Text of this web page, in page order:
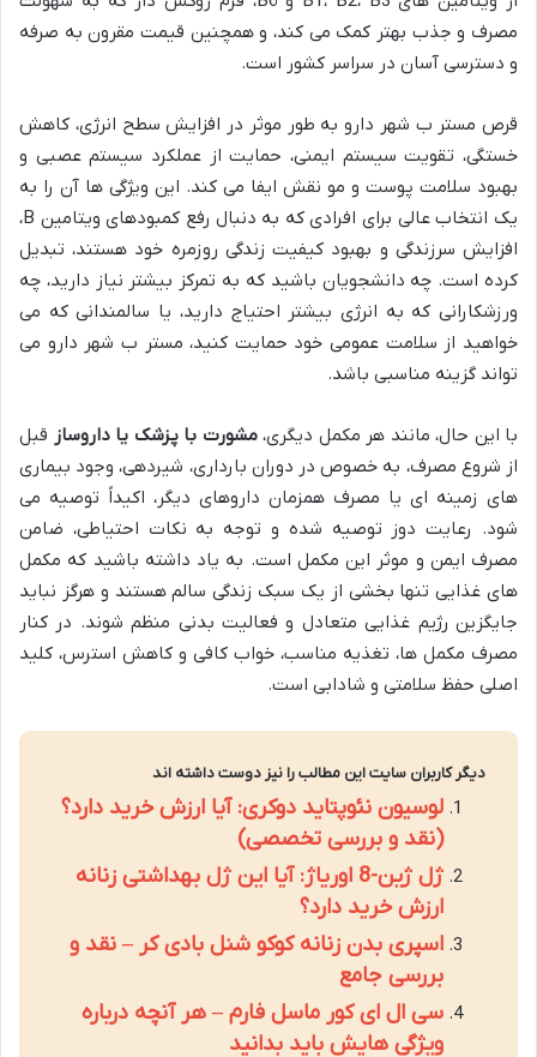
مصرف و جذب بهتر کمک می کند، و همچنین قیمت مقرون به صرفه
و دسترسی آسان در سراسر کشور است.
قرص مستر ب شهر دارو به طور موثر در افزایش سطح انرژی، کاهش
خستگی، تقویت سیستم ایمنی، حمایت از عملکرد سیستم عصبی و
بهبود سلامت پوست و مو نقش ایفا می کند. این ویژگی ها آن را به
یک انتخاب عالی برای افرادی که به دنبال رفع کمبودهای ویتامین B،
افزایش سرزندگی و بهبود کیفیت زندگی روزمره خود هستند، تبدیل
کرده است. چه دانشجویان باشید که به تمرکز بیشتر نیاز دارید، چه
ورزشکارانی که به انرژی بیشتر احتیاج دارید، یا سالمندانی که می
خواهید از سلامت عمومی خود حمایت کنید، مستر ب شهر دارو می
تواند گزینه مناسبی باشد.
با این حال، مانند هر مکمل دیگری،مشورت با پزشک یا داروساز قبل
از شروع مصرف، به خصوص در دوران بارداری، شیردهی، وجود بیماری
های زمینه ای یا مصرف همزمان داروهای دیگر، اکیداً توصیه می
شود. رعایت دوز توصیه شده و توجه به نکات احتیاطی، ضامن
مصرف ایمن و موثر این مکمل است. به یاد داشته باشید که مکمل
های غذایی تنها بخشی از یک سبک زندگی سالم هستند و هرگز نباید
جایگزین رژیم غذایی متعادل و فعالیت بدنی منظم شوند. در کنار
مصرف مکمل ها، تغذیه مناسب، خواب کافی و کاهش استرس، کلید
اصلی حفظ سلامتی و شادابی است.
دیگر کاربران سایت این مطالب را نیز دوست داشته اند
لوسیون نئوپتاید دوکری: آیا ارزش خرید دارد؟
(نقد و بررسی تخصصی)
ژل ژین-8 اوریاژ: آیا این ژل بهداشتی زنانه
ارزش خرید دارد؟
اسپری بدن زنانه کوکو شنل بادی کر – نقد و
بررسی جامع
سی ال ای کور ماسل فارم – هر آنچه درباره
ویژگی هایش باید بدانید